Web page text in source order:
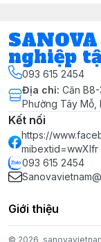
nghiệp
093 615 2454
Địa chỉ: Căn
Phường Tây Mỗ,
Kết nối
https://
mibextid=wwXIfr
093 615 2454
Giới thiệu
© 2026